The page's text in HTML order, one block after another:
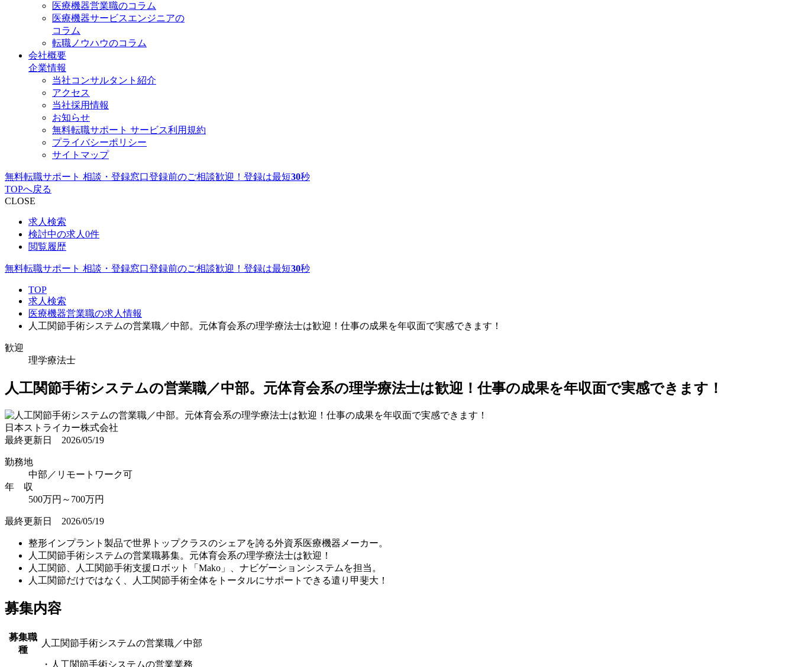
医療機器営業職のコラム
医療機器サービスエンジニアの
コラム
転職ノウハウのコラム
会社概要
企業情報
当社コンサルタント紹介
アクセス
当社採用情報
お知らせ
無料転職サポート サービス利用規約
プライバシーポリシー
サイトマップ
無料転職サポート 相談・登録窓口登録前のご相談歓迎！登録は最短30秒
TOPへ戻る
CLOSE
求人検索
検討中の求人 0件
閲覧履歴
無料転職サポート 相談・登録窓口登録前のご相談歓迎！登録は最短30秒
TOP
求人検索
医療機器営業職の求人情報
人工関節手術システムの営業職／中部。元体育会系の理学療法士は歓迎！仕事の成果を年収面で実感できます！
歓迎
理学療法士
人工関節手術システムの営業職／中部。元体育会系の理学療法士は歓迎！仕事の成果を年収面で実感できます！
日本ストライカー株式会社
最終更新日 2026/05/19
勤務地
中部／リモートワーク可
年 収
500万円～700万円
最終更新日 2026/05/19
整形インプラント製品で世界トップクラスのシェアを誇る外資系医療機器メーカー。
人工関節手術システムの営業職募集。元体育会系の理学療法士は歓迎！
人工関節、人工関節手術支援ロボット「Mako」、ナビゲーションシステムを担当。
人工関節だけではなく、人工関節手術全体をトータルにサポートできる遣り甲斐大！
募集内容
募集職
種
人工関節手術システムの営業職／中部
・人工関節手術システムの営業業務